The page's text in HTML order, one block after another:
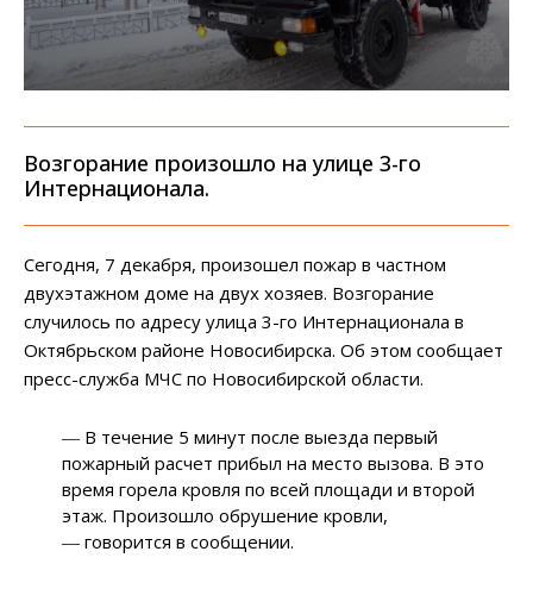
Возгорание произошло на улице 3-го
Интернационала.
Сегодня, 7 декабря, произошел пожар в частном
двухэтажном доме на двух хозяев. Возгорание
случилось по адресу улица 3-го Интернационала в
Октябрьском районе Новосибирска. Об этом сообщает
пресс-служба МЧС по Новосибирской области.
― В течение 5 минут после выезда первый
пожарный расчет прибыл на место вызова. В это
время горела кровля по всей площади и второй
этаж. Произошло обрушение кровли,
― говорится в сообщении.